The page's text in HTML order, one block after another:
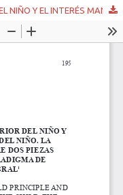
EL PRINCIPIO DE INTERÉS SUPERIOR DEL NIÑO Y EL INTERÉS MANIFESTADO DEL NIÑO. LA RELACIÓN Y COLISIÓN ENTRE DOS PIEZAS FUNDAMENTALES DEL PARADIGMA DE PROTECCIÓN INTEGRAL